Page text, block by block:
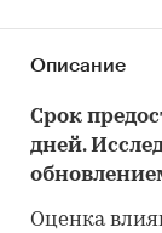
Описание
Срок
дней.
Оценка